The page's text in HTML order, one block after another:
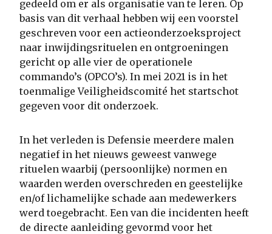
gedeeld om er als organisatie van te leren. Op
basis van dit verhaal hebben wij een voorstel
geschreven voor een actieonderzoeksproject
naar inwijdingsrituelen en ontgroeningen
gericht op alle vier de operationele
commando’s (OPCO’s). In mei 2021 is in het
toenmalige Veiligheidscomité het startschot
gegeven voor dit onderzoek.
In het verleden is Defensie meerdere malen
negatief in het nieuws geweest vanwege
rituelen waarbij (persoonlijke) normen en
waarden werden overschreden en geestelijke
en/of lichamelijke schade aan medewerkers
werd toegebracht. Een van die incidenten heeft
de directe aanleiding gevormd voor het